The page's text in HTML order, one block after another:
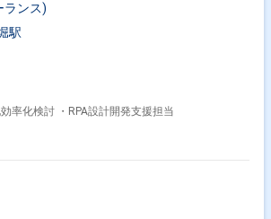
ランス)
駅
率化検討 ・RPA設計開発支援担当